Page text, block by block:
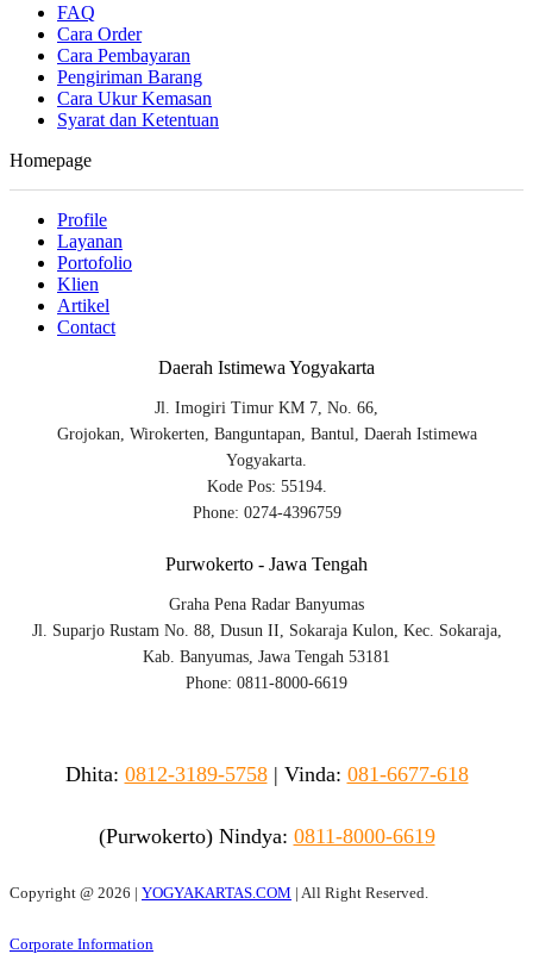
FAQ
Cara Order
Cara Pembayaran
Pengiriman Barang
Cara Ukur Kemasan
Syarat dan Ketentuan
Homepage
Profile
Layanan
Portofolio
Klien
Artikel
Contact
Daerah Istimewa Yogyakarta
Jl. Imogiri Timur KM 7, No. 66,
Grojokan, Wirokerten, Banguntapan, Bantul, Daerah Istimewa
Yogyakarta.
Kode Pos: 55194.
Phone: 0274-4396759
Purwokerto - Jawa Tengah
Graha Pena Radar Banyumas
Jl. Suparjo Rustam No. 88, Dusun II, Sokaraja Kulon, Kec. Sokaraja,
Kab. Banyumas, Jawa Tengah 53181
Phone: 0811-8000-6619
Dhita: 0812-3189-5758| Vinda: 081-6677-618
(Purwokerto) Nindya: 0811-8000-6619
Copyright @ 2026 | YOGYAKARTAS.COM | All Right Reserved.
Corporate Information